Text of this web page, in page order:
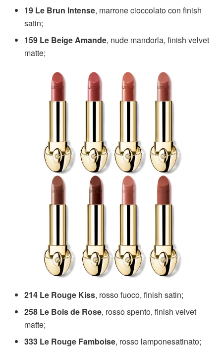
19 Le Brun Intense, marrone cioccolato con finish
satin;
159 Le Beige Amande, nude mandorla, finish velvet
matte;
214 Le Rouge Kiss, rosso fuoco, finish satin;
258 Le Bois de Rose, rosso spento, finish velvet
matte;
333 Le Rouge Famboise, rosso lamponesatinato;